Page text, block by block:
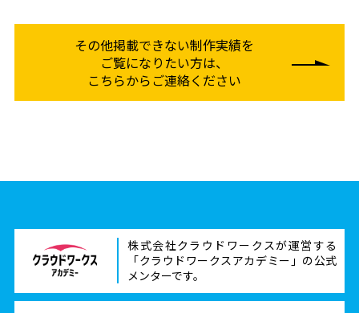
その他掲載できない制作実績を
ご覧になりたい方は、
こちらからご連絡ください
株式会社クラウドワークスが運営する
「クラウドワークスアカデミー」の公式
メンターです。